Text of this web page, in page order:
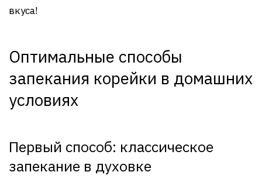
вкуса!
Оптимальные способы
запекания корейки в домашних
условиях
Первый способ: классическое
запекание в духовке